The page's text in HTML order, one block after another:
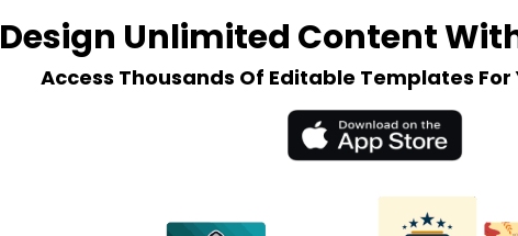
Design Unlimited Content
Access Thousands Of Editable Templates For